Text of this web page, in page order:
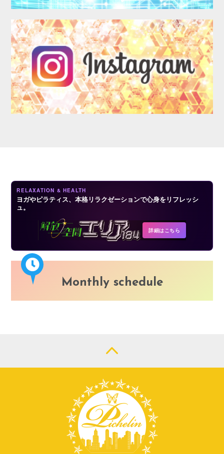
RELAXATION & HEALTH
ヨガやピラティス、本格リラクゼーションで心身をリフレッシ
ュ。
詳細はこちら
Monthly schedule